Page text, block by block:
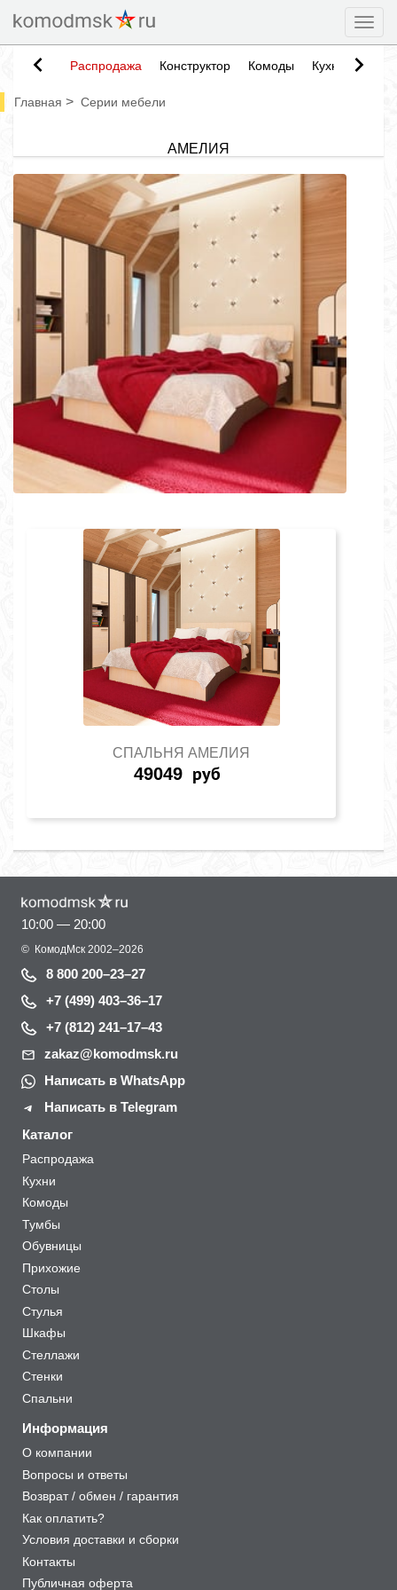
Распродажа Конструктор Комоды Кухни
Главная > Серии мебели
АМЕЛИЯ
СПАЛЬНЯ АМЕЛИЯ
49049 руб
10:00 — 20:00
© КомодМск 2002–2026
8 800 200–23–27
+7 (499) 403–36–17
+7 (812) 241–17–43
zakaz@komodmsk.ru
Написать в WhatsApp
Написать в Telegram
Каталог
Распродажа
Кухни
Комоды
Тумбы
Обувницы
Прихожие
Столы
Стулья
Шкафы
Стеллажи
Стенки
Спальни
Информация
О компании
Вопросы и ответы
Возврат / обмен / гарантия
Как оплатить?
Условия доставки и сборки
Контакты
Публичная оферта